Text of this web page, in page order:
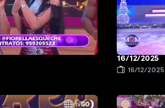
16/12/2025
16/12/2025